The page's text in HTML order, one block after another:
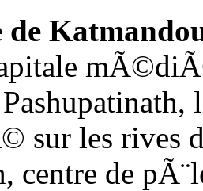
de
sur les rives
centre de